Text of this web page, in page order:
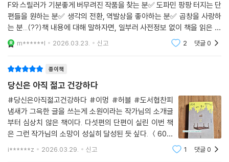
말벌에게 뇌가 찔린 거미, 애벌레에게 눈을 점령당한 달팽이, 따개비에게
조종당해 정체성을 잃어버린 바닷게, 곰팡이에 몸을 빼앗긴 개미처럼 벌레
에게 기꺼이 내 몸을 내주고픈 마음이다. 그렇게 한없이 물장구치다 힘이
다해 가라앉고 싶지만… 아니지, 말도 안 되는 소리지. 너희는 그런 식으로
너희를 가득 모아 입에 넣어 삼킨대도, 내가 원하는 방식대로 남편과 재회
--- p.132, 「여름, 우리는 함께 헤엄쳤고」 중에서
유전적 특성 탓에 양희 씨는 앞서 임상에 참여한 외사촌 언니의 추천으로
별 어려움 없이 시험에 참가하게 되었다. 언니는 복잡하게 생각할 것 없다
고 말했다. 호텔처럼 잘 꾸며놓은 숙소에서 2박 3일간 놀고먹으면서 3시
간이 한 번씩 피를 뽑기만 하면 되는, 말 그대로 꿀 빠는 알바라면서 목소리
야 그 ‘무감 무정’한 모습이야말로 자신을 지키기 위한 가장 치열한 사랑의
모습이었음을 깨닫는다. 종이 다르기에 감각되지 않았던 거대한 희생을 소
재로 작가는 ‘공존’을 위해 타자를 있는 그대로 바라보고 이해하기 위해 감
내해야 하는 희생의 무게를 담담히 전한다.
“설정과 플롯, 독특한 스타일이 최상의 비율로 어우러진 진미.” _ 조예은
(소설가)
모순된 현실 위로 피어난 SF적 상상력,
이멍이 그리는 지금의 한국
이멍의 소설은 전형적인 SF 문법을 따르는 듯하면서도, 한국 사회의 특수
성과 밀접하게 맞닿아 있다. 소설을 읽다 보면 우리네 일상에서 접할 수 있
는 아주 익숙한 향수와 감각들이 느껴진다. 도시 외곽 창고 촌에서 흐르는
다.”
- 김보영 (소설가)
F와 스릴러가 기분좋게 버무려진 작품을 찾는 분✅️ 도파민 팡팡 터지는 단
편들을 원하는 분✅️ 생각의 전환, 역발상을 좋아하는 분✅️ 곱창을 사랑하
는 분...(??)책 내용에 대해 말하자면, 일부러 사전정보 없이 책을 읽은 내
탓도 있겠지만'당신은 아직 젊고 건강하다'라는 제목을 보고 내가 어렴풋
이
m******l 2026.03.23. 신고 2 댓글0
종이책
당신은 아직 젊고 건강하다
#당신은아직젊고건강하다 #이멍 #허블 #도서협찬피
냄새가 그윽한 글을 쓰는게 소원이라는 작가님의 소개글
부터 심상치 않은 책이다. 다섯편의 단편이 실린 이번 책
은 그런 작가님의 소망이 성실히 달성된 듯 싶다. ＜60평
＞부모님이 임대한 60평짜리 창고에서 일어나는 미스테
i******z 2026.03.29. 신고 1 댓글0